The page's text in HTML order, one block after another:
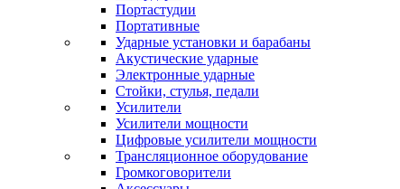
Портастудии
Портативные
Ударные установки и барабаны
Акустические ударные
Электронные ударные
Стойки, стулья, педали
Усилители
Усилители мощности
Цифровые усилители мощности
Трансляционное оборудование
Громкоговорители